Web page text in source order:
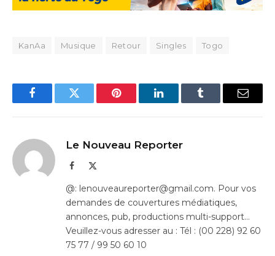
KanAa Musique Retour Singles Togo
FacebookTwitter Pinterest LinkedInTumblr Email
Le Nouveau Reporter
Facebook
@: lenouveaureporter@gmail.com. Pour vos
demandes de couvertures médiatiques,
annonces, pub, productions multi-support…
Veuillez-vous adresser au : Tél : (00 228) 92 60
75 77 / 99 50 60 10